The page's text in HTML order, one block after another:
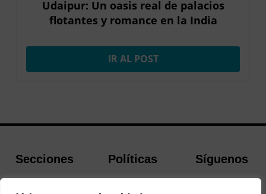
Udaipur: Un oasis real de palacios
flotantes y romance en la India
IR AL POST
Secciones Políticas Síguenos